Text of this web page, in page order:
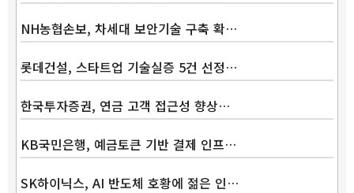
NH농협손보, 차세대 보안기술 구축 확…
롯데건설, 스타트업 기술실증 5건 선정…
한국투자증권, 연금 고객 접근성 향상…
KB국민은행, 예금토큰 기반 결제 인프…
SK하이닉스, AI 반도체 호황에 젊은 인…